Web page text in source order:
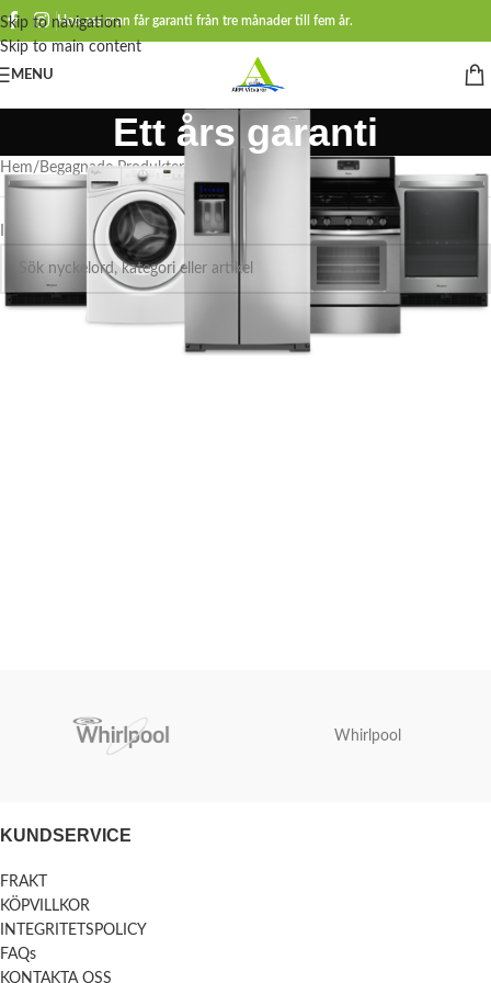
Skip to navigation
Skip to main content
Hos oss man får garanti från tre månader till fem år.
MENU
Ett års garanti
Hem Begagnade Produkter Diskmaskiner Ett års garanti
Inga produkter hittades som motsvarar ditt val.
Whirlpool
KUNDSERVICE
FRAKT
KÖPVILLKOR
INTEGRITETSPOLICY
FAQs
KONTAKTA OSS